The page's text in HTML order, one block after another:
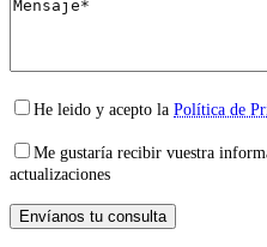
He leido y acepto la Política de
Me gustaría recibir vuestra
actualizaciones